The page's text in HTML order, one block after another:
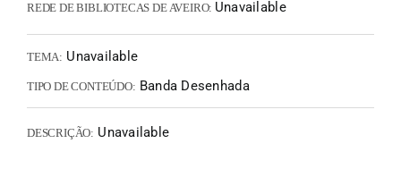
REDE DE BIBLIOTECAS DE AVEIRO: Unavailable
TEMA: Unavailable
TIPO DE CONTEÚDO: Banda Desenhada
DESCRIÇÃO: Unavailable